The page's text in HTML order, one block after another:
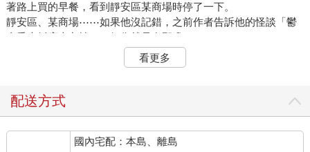
著路上買的早餐，看到靜安區某商場時停了一下。
靜安區、某商場⋯⋯如果他沒記錯，之前作者告訴他的怪談「鬱
金香大飯店十九樓」，好像就是在那邊？
這念頭剛滑過，電腦螢幕右下角的聊天軟體跳出有新訊息的通
點開聊天視窗，出乎意料裡面是一串又一串⋯⋯佔據長長版面的
小言編輯，還記得我之前告訴過你的怪談「鬱金香大飯店十九
看更多
配送方式
國內宅配：本島、離島